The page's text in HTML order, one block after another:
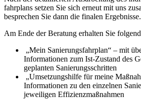
fahr­plans setzen Sie sich erneut mit uns
besprechen Sie dann die finalen Ergebnisse.
Am Ende der Beratung erhalten Sie
„Mein Sanierungsfahrplan“ – mit
Informationen zum Ist-Zustand des
geplanten Sanierungsschritten
„Umsetzungshilfe für meine
Informationen zu den einzelnen
jeweiligen Effizienzmaßnahmen